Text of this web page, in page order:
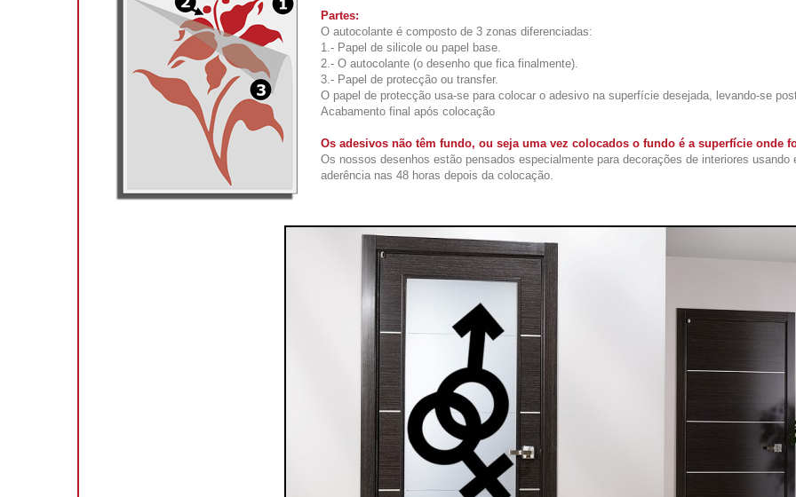
Partes:
O autocolante é composto de 3 zonas diferenciadas:
1.- Papel de silicole ou papel base.
2.- O autocolante (o desenho que fica finalmente).
3.- Papel de protecção ou transfer.
O papel de protecção usa-se para colocar o adesivo na superfície desejada, levando-se
Acabamento final após colocação
Os adesivos não têm fundo, ou seja uma vez colocados o fundo é a superfície onde
Os nossos desenhos estão pensados especialmente para decorações de interiores
aderência nas 48 horas depois da colocação.